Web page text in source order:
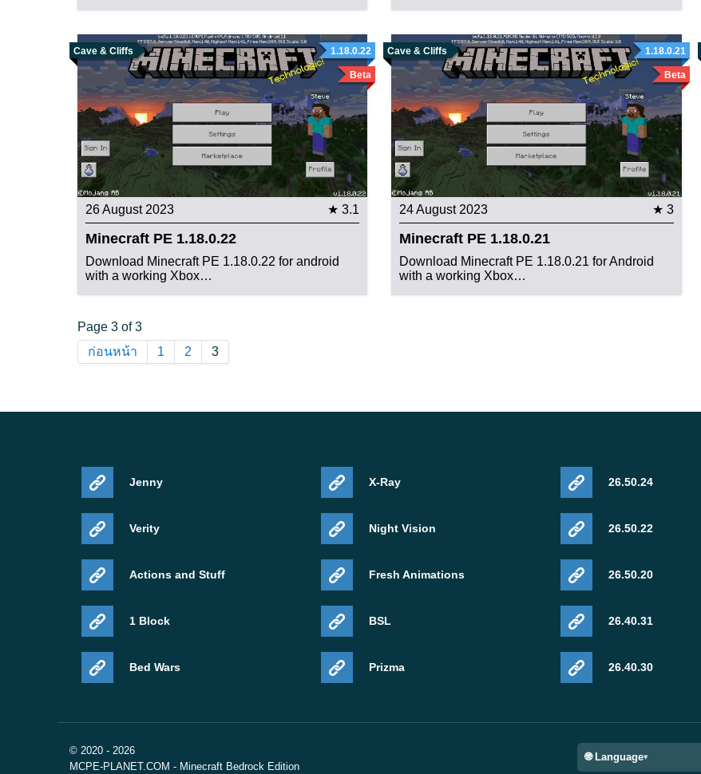
Cave & Cliffs 1.18.0.22
Beta
26 August 2023 ★ 3.1
Minecraft PE 1.18.0.22
Download Minecraft PE 1.18.0.22 for android
with a working Xbox…
Cave & Cliffs 1.18.0.21
Beta
24 August 2023 ★ 3
Minecraft PE 1.18.0.21
Download Minecraft PE 1.18.0.21 for Android
with a working Xbox…
Page 3 of 3
ก่อนหน้า
1 2 3
Jenny
Verity
Actions and Stuff
1 Block
Bed Wars
X-Ray
Night Vision
Fresh Animations
BSL
Prizma
26.50.24
26.50.22
26.50.20
26.40.31
26.40.30
© 2020 - 2026
MCPE-PLANET.COM - Minecraft Bedrock Edition
🌐 Language